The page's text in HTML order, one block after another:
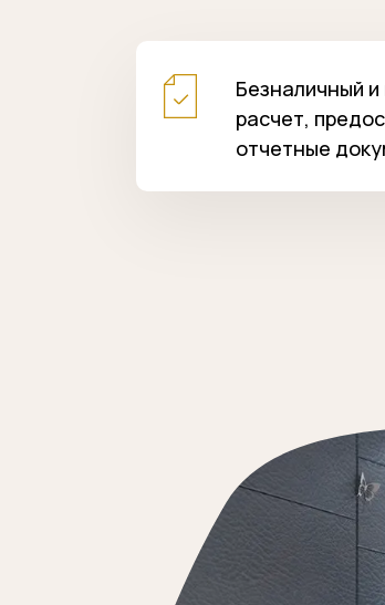
Безналичный
расчет,
отчетные